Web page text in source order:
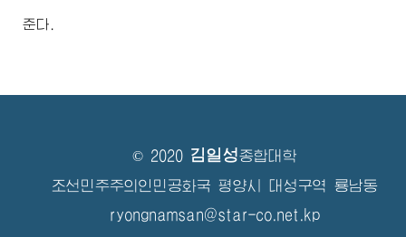
준다.
© 2020 김일성종합대학
조선민주주의인민공화국 평양시 대성구역 룡남동
ryongnamsan@star-co.net.kp